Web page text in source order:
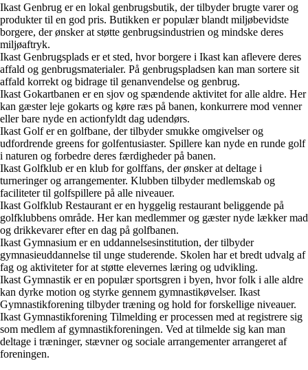
Ikast Genbrug er en lokal genbrugsbutik, der tilbyder brugte varer og
produkter til en god pris. Butikken er populær blandt miljøbevidste
borgere, der ønsker at støtte genbrugsindustrien og mindske deres
miljøaftryk.
Ikast Genbrugsplads er et sted, hvor borgere i Ikast kan aflevere deres
affald og genbrugsmaterialer. På genbrugspladsen kan man sortere sit
affald korrekt og bidrage til genanvendelse og genbrug.
Ikast Gokartbanen er en sjov og spændende aktivitet for alle aldre. Her
kan gæster leje gokarts og køre ræs på banen, konkurrere mod venner
eller bare nyde en actionfyldt dag udendørs.
Ikast Golf er en golfbane, der tilbyder smukke omgivelser og
udfordrende greens for golfentusiaster. Spillere kan nyde en runde golf
i naturen og forbedre deres færdigheder på banen.
Ikast Golfklub er en klub for golffans, der ønsker at deltage i
turneringer og arrangementer. Klubben tilbyder medlemskab og
faciliteter til golfspillere på alle niveauer.
Ikast Golfklub Restaurant er en hyggelig restaurant beliggende på
golfklubbens område. Her kan medlemmer og gæster nyde lækker mad
og drikkevarer efter en dag på golfbanen.
Ikast Gymnasium er en uddannelsesinstitution, der tilbyder
gymnasieuddannelse til unge studerende. Skolen har et bredt udvalg af
fag og aktiviteter for at støtte elevernes læring og udvikling.
Ikast Gymnastik er en populær sportsgren i byen, hvor folk i alle aldre
kan dyrke motion og styrke gennem gymnastikøvelser. Ikast
Gymnastikforening tilbyder træning og hold for forskellige niveauer.
Ikast Gymnastikforening Tilmelding er processen med at registrere sig
som medlem af gymnastikforeningen. Ved at tilmelde sig kan man
deltage i træninger, stævner og sociale arrangementer arrangeret af
foreningen.